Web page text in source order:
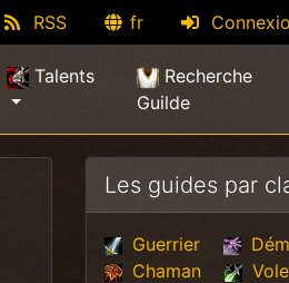
RSS fr
Talents
Recherche
Guilde
Les guides par
Guerrier
Chaman